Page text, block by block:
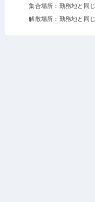
集合場所：勤務地と同じ
解散場所：勤務地と同じ